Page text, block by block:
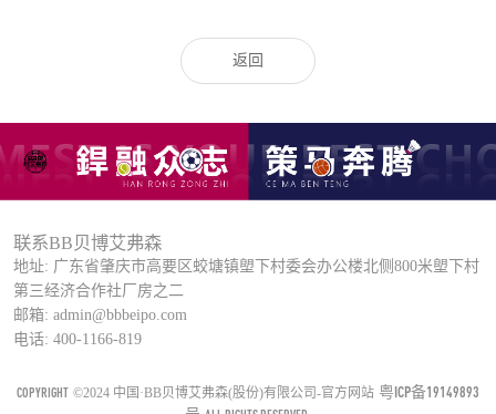
返回
联系BB贝博艾弗森
地址: 广东省肇庆市高要区蛟塘镇塱下村委会办公楼北侧800米塱下村
第三经济合作社厂房之二
邮箱: admin@bbbeipo.com
电话: 400-1166-819
COPYRIGHT ©2024 中国·BB贝博艾弗森(股份)有限公司-官方网站 粤ICP备19149893